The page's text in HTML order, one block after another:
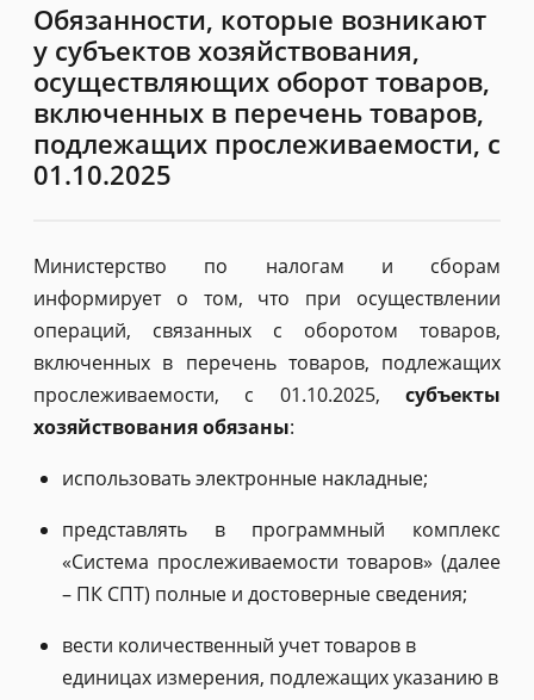
Обязанности, которые возникают
у субъектов хозяйствования,
осуществляющих оборот товаров,
включенных в перечень товаров,
подлежащих прослеживаемости, с
01.10.2025
Министерство по налогам и сборам
информирует о том, что при осуществлении
операций, связанных с оборотом товаров,
включенных в перечень товаров, подлежащих
прослеживаемости, с 01.10.2025, субъекты
хозяйствования обязаны:
использовать электронные накладные;
представлять в программный комплекс
«Система прослеживаемости товаров» (далее
– ПК СПТ) полные и достоверные сведения;
вести количественный учет товаров в
единицах измерения, подлежащих указанию в